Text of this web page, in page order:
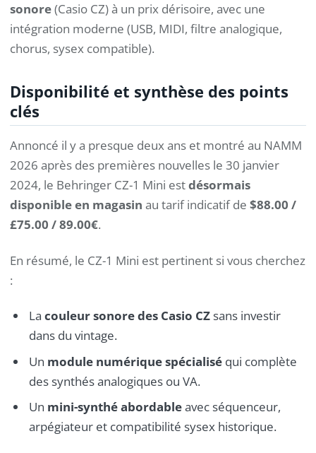
sonore(Casio CZ) à un prix dérisoire, avec une
intégration moderne (USB, MIDI, filtre analogique,
chorus, sysex compatible).
Disponibilité et synthèse des points
clés
Annoncé il y a presque deux ans et montré au NAMM
2026 après des premières nouvelles le 30 janvier
2024, le Behringer CZ-1 Mini estdésormais
disponible en magasin au tarif indicatif de $88.00 /
£75.00 / 89.00€.
En résumé, le CZ-1 Mini est pertinent si vous cherchez
:
La couleur sonore des Casio CZsans investir
dans du vintage.
Un module numérique spécialiséqui complète
des synthés analogiques ou VA.
Un mini-synthé abordableavec séquenceur,
arpégiateur et compatibilité sysex historique.